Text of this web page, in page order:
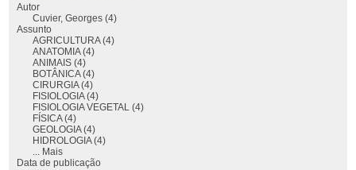
Autor
Cuvier, Georges (4)
Assunto
AGRICULTURA (4)
ANATOMIA (4)
ANIMAIS (4)
BOTÂNICA (4)
CIRURGIA (4)
FISIOLOGIA (4)
FISIOLOGIA VEGETAL (4)
FÍSICA (4)
GEOLOGIA (4)
HIDROLOGIA (4)
... Mais
Data de publicação